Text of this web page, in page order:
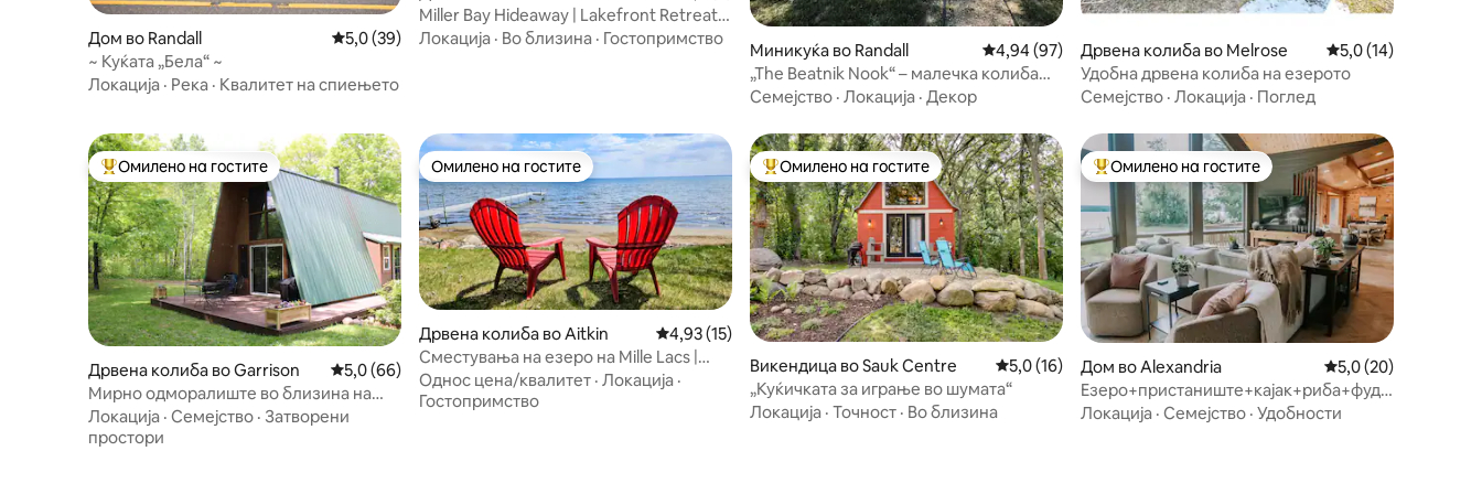
Дом во Randall Просечна оцена: 5,0 од 5, 39 рецензии
5,0 (39)
~ Куќата „Бела“ ~
Локација · Река · Квалитет на спиењето
Miller Bay Hideaway | Lakefront Retreat
on Osakis
Локација · Во близина · Гостопримство
Миникуќа во Randall Просечна оцена: 4,94 од 5, 97 рецензии
4,94 (97)
„The Beatnik Nook“ – малечка колиба
скриена во природата
Семејство · Локација · Декор
Дрвена колиба во Melrose Просечна оцена:
5,0 (14)
Удобна дрвена колиба на езерото
Семејство · Локација · Поглед
Меѓу најуспешните „Омилени на гостите“
Омилено на гостите
Дрвена колиба во Garrison Просечна оцена: 5,0 од 5, 66 рецензии
5,0 (66)
Мирно одморалиште во близина на
Mille Lacs
Локација · Семејство · Затворени
простори
Омилено на гостите
Омилено на гостите
Дрвена колиба во Aitkin Просечна оцена: 4,93 од 5, 15 рецензии
4,93 (15)
Сместувања на езеро на Mille Lacs |
Опуштете се, поглед и соба за игри
Однос цена/квалитет · Локација ·
Гостопримство
Меѓу најуспешните „Омилени на гостите“
Омилено на гостите
Викендица во Sauk Centre Просечна оцена: 5,0 од 5, 16 рецензии
5,0 (16)
„Куќичката за играње во шумата“
Локација · Точност · Во близина
Меѓу најуспешните „Омилени на гостите“
Омилено на гостите
Дом во Alexandria Просечна оцена:
5,0 (20)
Езеро+пристаниште+кајак+риба+фудбал
на маса+пинг-понг+оган+трем
Локација · Семејство · Удобности